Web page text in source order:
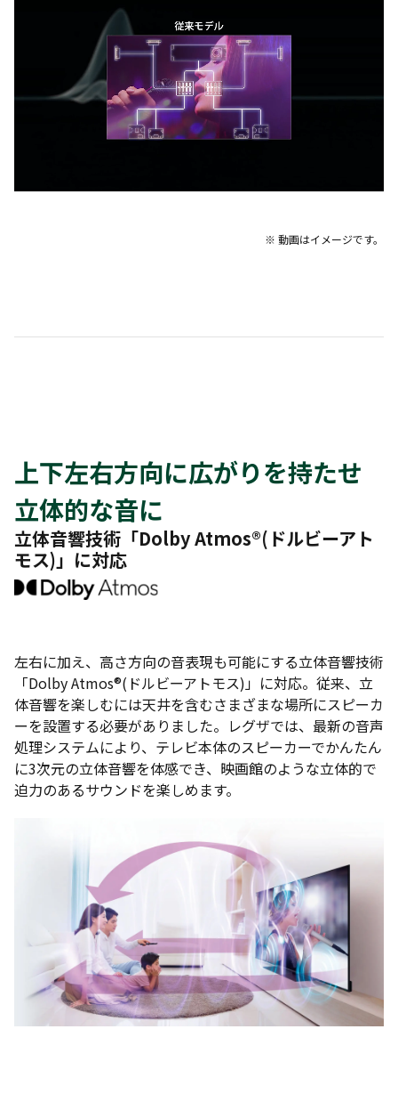
※ 動画はイメージです。
上下左右方向に広がりを持たせ
立体的な音に
立体音響技術「Dolby Atmos®(ドルビーアト
モス)」に対応
左右に加え、高さ方向の音表現も可能にする立体音響技術
「Dolby Atmos®(ドルビーアトモス)」に対応。従来、立
体音響を楽しむには天井を含むさまざまな場所にスピーカ
ーを設置する必要がありました。レグザでは、最新の音声
処理システムにより、テレビ本体のスピーカーでかんたん
に3次元の立体音響を体感でき、映画館のような立体的で
迫力のあるサウンドを楽しめます。